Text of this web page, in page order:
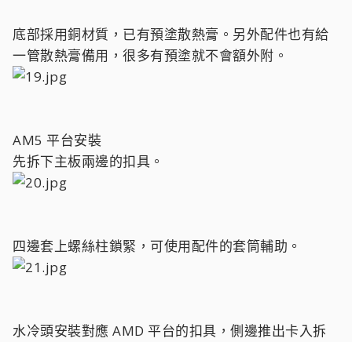
底部採用銅材質，已有預塗散熱膏。另外配件也有給
一管散熱膏備用，很多有預塗就不會額外附。
AM5 平台安裝
先拆下主板兩邊的扣具。
四邊套上螺絲柱鎖緊，可使用配件的套筒輔助。
水冷頭安裝對應 AMD 平台的扣具，側邊推出卡入拆